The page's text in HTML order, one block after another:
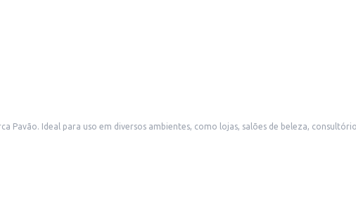
Pavão. Ideal para uso em diversos ambientes, como lojas, salões de beleza,